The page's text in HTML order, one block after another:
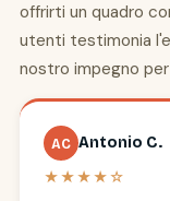
offrirti un quadro
utenti testimonia
nostro impegno
AC Antonio C.
★★★★☆